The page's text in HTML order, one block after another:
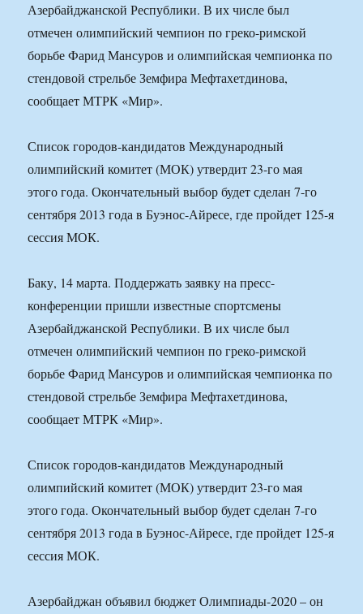
Азербайджанской Республики. В их числе был
отмечен олимпийский чемпион по греко-римской
борьбе Фарид Мансуров и олимпийская чемпионка по
стендовой стрельбе Земфира Мефтахетдинова,
сообщает МТРК «Мир».
Список городов-кандидатов Международный
олимпийский комитет (МОК) утвердит 23-го мая
этого года. Окончательный выбор будет сделан 7-го
сентября 2013 года в Буэнос-Айресе, где пройдет 125-я
сессия МОК.
Баку, 14 марта. Поддержать заявку на пресс-
конференции пришли известные спортсмены
Азербайджанской Республики. В их числе был
отмечен олимпийский чемпион по греко-римской
борьбе Фарид Мансуров и олимпийская чемпионка по
стендовой стрельбе Земфира Мефтахетдинова,
сообщает МТРК «Мир».
Список городов-кандидатов Международный
олимпийский комитет (МОК) утвердит 23-го мая
этого года. Окончательный выбор будет сделан 7-го
сентября 2013 года в Буэнос-Айресе, где пройдет 125-я
сессия МОК.
Азербайджан объявил бюджет Олимпиады-2020 – он